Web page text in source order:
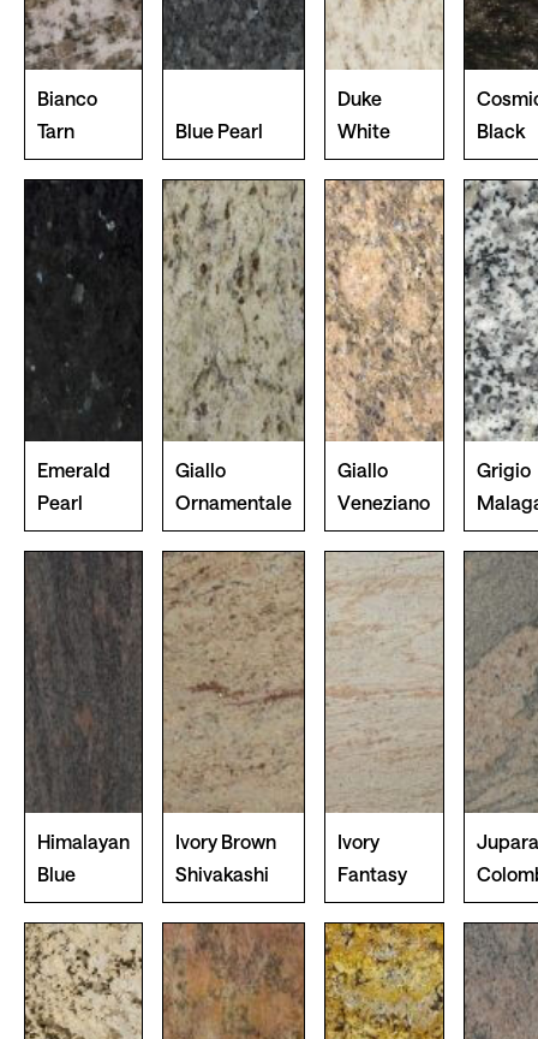
Bianco
Tarn
Blue Pearl
Duke
White
Black
Emerald
Pearl
Giallo
Ornamentale
Giallo
Veneziano
Grigio
Himalayan
Blue
Ivory Brown
Shivakashi
Ivory
Fantasy